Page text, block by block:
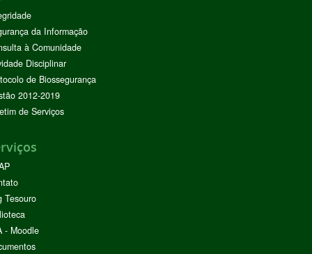
da Informação
à Comunidade
Disciplinar
de Biossegurança
2012-2019
de Serviços
Tesouro
- Moodle